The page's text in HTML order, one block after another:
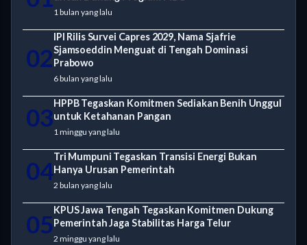
1 bulan yang lalu
02
IPI Rilis Survei Capres 2029, Nama Sjafrie
Sjamsoeddin Menguat di Tengah Dominasi
Prabowo
6 bulan yang lalu
03HPPB Tegaskan Komitmen Sediakan Benih Unggul
untuk Ketahanan Pangan
1 minggu yang lalu
04Tri Mumpuni Tegaskan Transisi Energi Bukan
Hanya Urusan Pemerintah
2 bulan yang lalu
05KPUS Jawa Tengah Tegaskan Komitmen Dukung
Pemerintah Jaga Stabilitas Harga Telur
2 minggu yang lalu